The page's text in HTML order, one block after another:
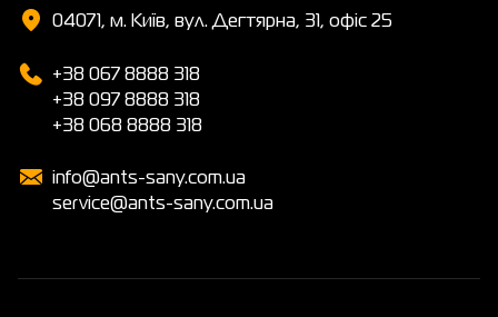
04071, м. Київ, вул. Дегтярна, 31, офіс 25
+38 067 8888 318
+38 097 8888 318
+38 068 8888 318
info@ants-sany.com.ua
service@ants-sany.com.ua